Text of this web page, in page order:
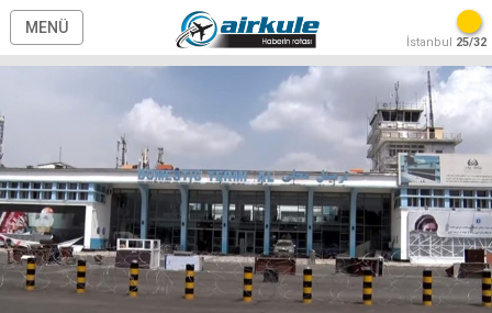
MENÜ
İstanbul 25/32